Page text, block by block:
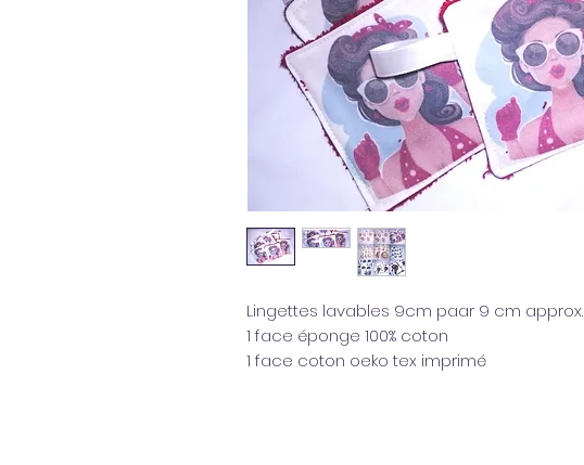
Lingettes lavables 9cm paar 9 cm approx.
1 face éponge 100% coton
1 face coton oeko tex imprimé